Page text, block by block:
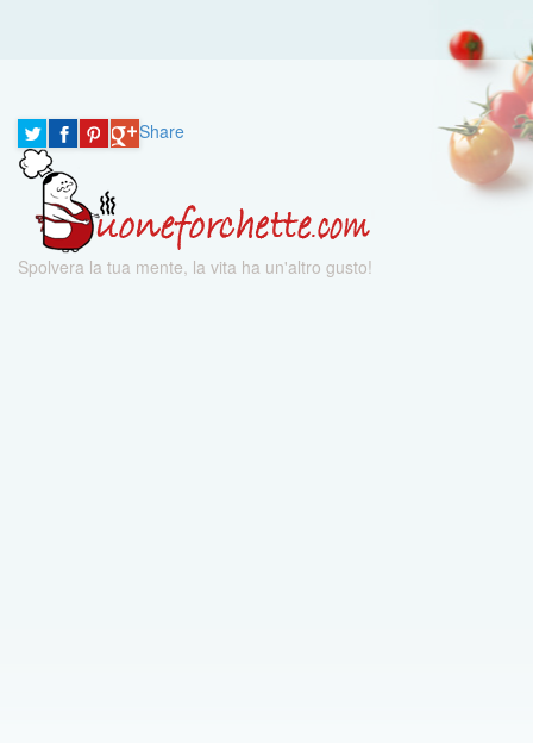
Share
Spolvera la tua mente, la vita ha un'altro gusto!